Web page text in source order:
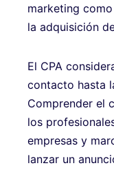
marketing
la adquisición
El CPA
contacto hasta
Comprender el
los
empresas y
lanzar un